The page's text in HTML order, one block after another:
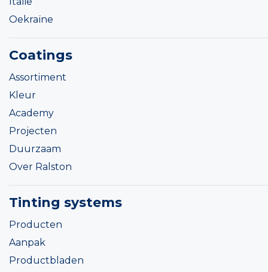
Oekraïne
Coatings
Assortiment
Kleur
Academy
Projecten
Duurzaam
Over Ralston
Tinting systems
Producten
Aanpak
Productbladen